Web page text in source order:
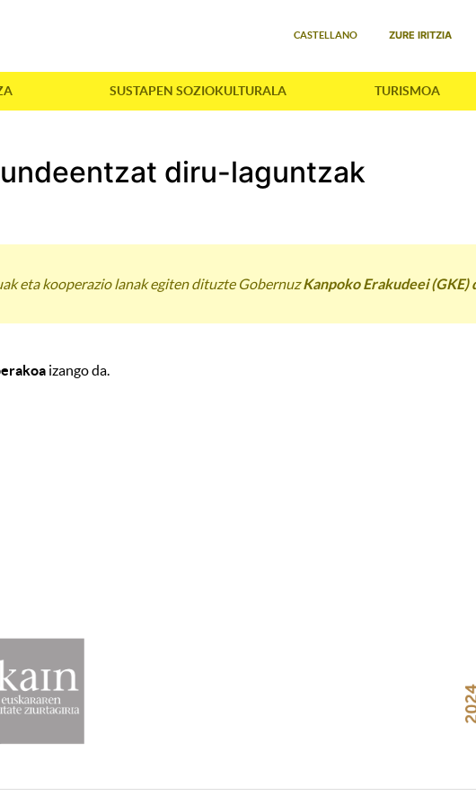
CASTELLANO ZURE IRITZIA
SUSTAPEN SOZIOKULTURALA TURISMOA
diru-laguntzak
eta kooperazio lanak egiten dituzte GobernuzKanpoko Erakudeei
izango da.